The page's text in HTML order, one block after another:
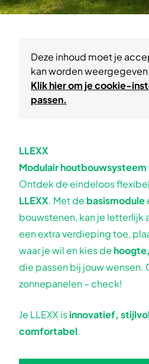
LLEXX
Modulair
Ontdek de eindeloos
LLEXX. Met de basismodule
bouwstenen, kan je letterlijk
een extra verdieping toe,
waar je wil en kies de
die passen bij jouw wensen.
zonnepanelen – check!
Je LLEXX isinnovatief,
comfortabel.
Deze inhoud moet je
kan worden weergegeven.
Klik hier om je cookie-
passen.